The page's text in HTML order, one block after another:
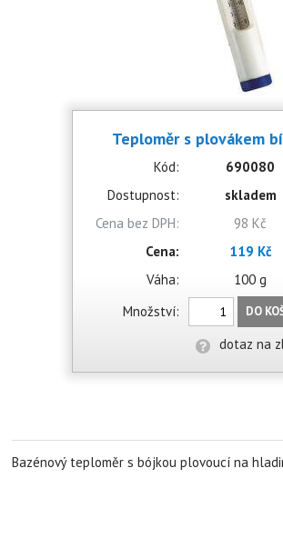
Teploměr s plovákem
Kód:
690080
Dostupnost:
skladem
Cena bez DPH:
98 Kč
Cena:
119 Kč
Váha:
100 g
Množství:
DO
dotaz na
Bazénový teploměr s bójkou plovoucí na